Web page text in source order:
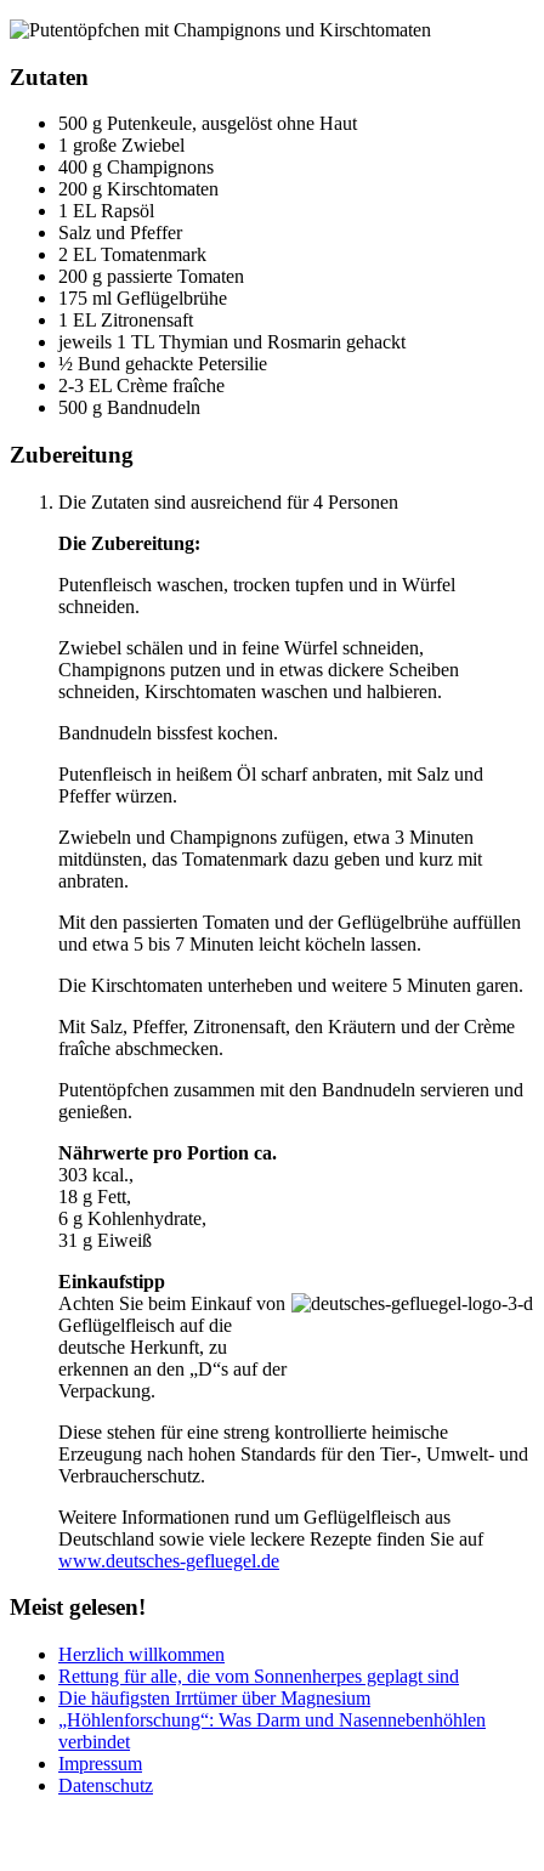
Zutaten
500 g Putenkeule, ausgelöst ohne Haut
1 große Zwiebel
400 g Champignons
200 g Kirschtomaten
1 EL Rapsöl
Salz und Pfeffer
2 EL Tomatenmark
200 g passierte Tomaten
175 ml Geflügelbrühe
1 EL Zitronensaft
jeweils 1 TL Thymian und Rosmarin gehackt
½ Bund gehackte Petersilie
2-3 EL Crème fraîche
500 g Bandnudeln
Zubereitung
Die Zutaten sind ausreichend für 4 Personen
Die Zubereitung:
Putenfleisch waschen, trocken tupfen und in Würfel
schneiden.
Zwiebel schälen und in feine Würfel schneiden,
Champignons putzen und in etwas dickere Scheiben
schneiden, Kirschtomaten waschen und halbieren.
Bandnudeln bissfest kochen.
Putenfleisch in heißem Öl scharf anbraten, mit Salz und
Pfeffer würzen.
Zwiebeln und Champignons zufügen, etwa 3 Minuten
mitdünsten, das Tomatenmark dazu geben und kurz mit
anbraten.
Mit den passierten Tomaten und der Geflügelbrühe auffüllen
und etwa 5 bis 7 Minuten leicht köcheln lassen.
Die Kirschtomaten unterheben und weitere 5 Minuten garen.
Mit Salz, Pfeffer, Zitronensaft, den Kräutern und der Crème
fraîche abschmecken.
Putentöpfchen zusammen mit den Bandnudeln servieren und
genießen.
Nährwerte pro Portion ca.
303 kcal.,
18 g Fett,
6 g Kohlenhydrate,
31 g Eiweiß
Einkaufstipp
Achten Sie beim Einkauf von
Geflügelfleisch auf die
deutsche Herkunft, zu
erkennen an den „D“s auf der
Verpackung.
Diese stehen für eine streng kontrollierte heimische
Erzeugung nach hohen Standards für den Tier-, Umwelt- und
Verbraucherschutz.
Weitere Informationen rund um Geflügelfleisch aus
Deutschland sowie viele leckere Rezepte finden Sie auf
www.deutsches-gefluegel.de
Meistgelesen!
Herzlich willkommen
Rettung für alle, die vom Sonnenherpes geplagt sind
Die häufigsten Irrtümer über Magnesium
„Höhlenforschung“: Was Darm und Nasennebenhöhlen
verbindet
Impressum
Datenschutz